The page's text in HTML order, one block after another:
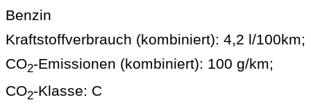
Benzin
Kraftstoffverbrauch (kombiniert): 4,2 l/100km;
CO2-Emissionen (kombiniert): 100 g/km;
CO2-Klasse: C